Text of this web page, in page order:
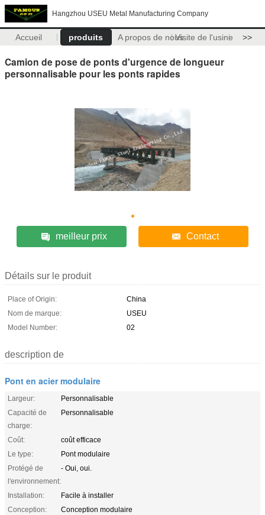
Hangzhou USEU Metal Manufacturing Company
Accueil produits A propos de nousVisite de l'usine >>
Camion de pose de ponts d'urgence de longueur
personnalisable pour les ponts rapides
meilleur prix Contact
Détails sur le produit
Place of Origin:
China
Nom de marque:
USEU
Model Number:
02
description de
Pont en acier modulaire
Largeur:
Personnalisable
Capacité de
charge:
Personnalisable
Coût:
coût efficace
Le type:
Pont modulaire
Protégé de
l'environnement:
- Oui, oui.
Installation:
Facile à installer
Conception:
Conception modulaire